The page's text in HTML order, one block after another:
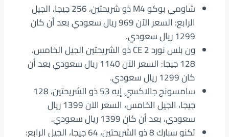
شاومي بوكو M4 ذو شريحتين، 256 جيجا، الجيل
الرابع: السعر الآن 969 ريال سعودي بعد أن كان
1299 ريال سعودي.
ون بلس نورد CE 2 ذو الشريحتين الجيل الخامس،
128 جيجا: السعر الآن 1140 ريال سعودي بعد أن
كان 1299 ريال سعودي.
سامسونج جالاكسي إيه 53 ذو الشريحتين، 128
جيجا، الجيل الخامس، السعر الآن 1399 ريال
سعودي، بعد أن كان 1399 ريال سعودي.
تكنو سبارك 8 ذو الشريحتين، 64 جيجا، الجيل الرابع: